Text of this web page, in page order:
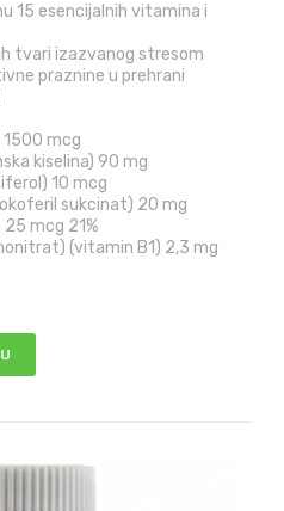
15 esencijalnih vitamina i
tvari izazvanog stresom
praznine u prehrani
mcg
kiselina) 90 mg
10 mcg
sukcinat) 20 mg
25 mcg 21%
(vitamin B1) 2,3 mg